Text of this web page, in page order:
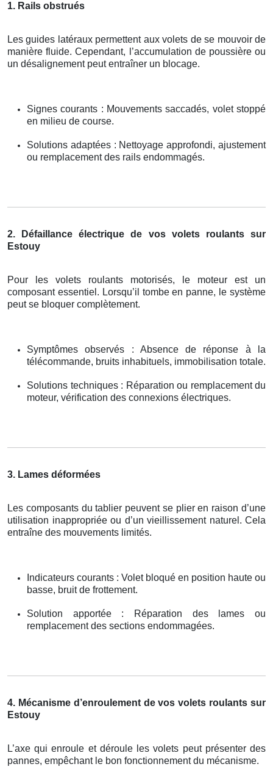
1. Rails obstrués
Les guides latéraux permettent aux volets de se mouvoir de
manière fluide. Cependant, l’accumulation de poussière ou
un désalignement peut entraîner un blocage.
Signes courants : Mouvements saccadés, volet stoppé
en milieu de course.
Solutions adaptées : Nettoyage approfondi, ajustement
ou remplacement des rails endommagés.
2. Défaillance électrique de vos volets roulants sur
Estouy
Pour les volets roulants motorisés, le moteur est un
composant essentiel. Lorsqu’il tombe en panne, le système
peut se bloquer complètement.
Symptômes observés : Absence de réponse à la
télécommande, bruits inhabituels, immobilisation totale.
Solutions techniques : Réparation ou remplacement du
moteur, vérification des connexions électriques.
3. Lames déformées
Les composants du tablier peuvent se plier en raison d’une
utilisation inappropriée ou d’un vieillissement naturel. Cela
entraîne des mouvements limités.
Indicateurs courants : Volet bloqué en position haute ou
basse, bruit de frottement.
Solution apportée : Réparation des lames ou
remplacement des sections endommagées.
4. Mécanisme d’enroulement de vos volets roulants sur
Estouy
L’axe qui enroule et déroule les volets peut présenter des
pannes, empêchant le bon fonctionnement du mécanisme.